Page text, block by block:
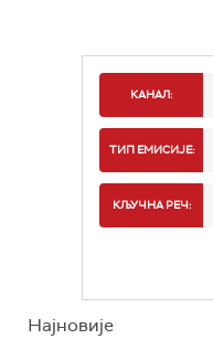
КАНАЛ:
ТИП ЕМИСИЈЕ:
КЉУЧНА РЕЧ:
Најновије